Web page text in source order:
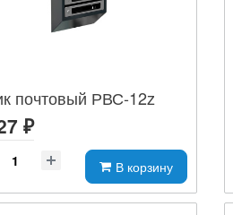
почтовый РВС-12z
₽
В корзину